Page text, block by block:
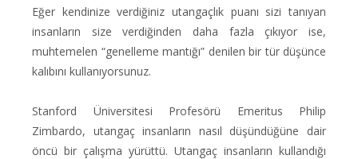
Eğer kendinize verdiğiniz utangaçlık puanı sizi tanıyan
insanların size verdiğinden daha fazla çıkıyor ise,
muhtemelen “genelleme mantığı” denilen bir tür düşünce
kalıbını kullanıyorsunuz.
Stanford Üniversitesi Profesörü Emeritus Philip
Zimbardo, utangaç insanların nasıl düşündüğüne dair
öncü bir çalışma yürüttü. Utangaç insanların kullandığı